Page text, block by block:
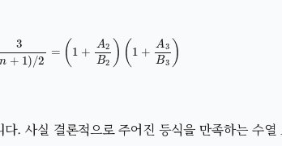
n+ + 2 (1 +A 3)
. 사실 결론적으로 주어진 등식을 만족하는 수열